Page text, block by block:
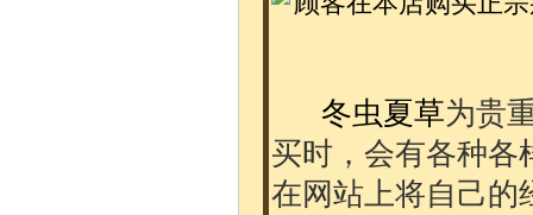
冬虫夏草为贵
买时，会有各种各
在网站上将自己的